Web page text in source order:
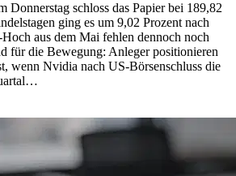
Donnerstag schloss das Papier bei 189,82
ging es um 9,02 Prozent nach
aus dem Mai fehlen dennoch noch
für die Bewegung: Anleger positionieren
wenn Nvidia nach US-Börsenschluss die